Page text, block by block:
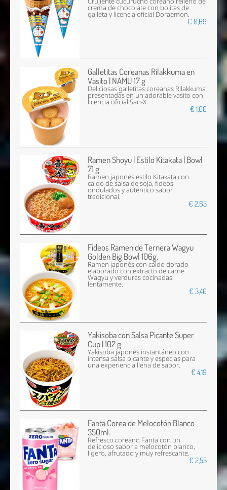
crema de chocolate con bolitas de
galleta y licencia oficial Doraemon.
€ 0,69
Galletitas Coreanas Rilakkuma en
Vasito | NAMU 17 g
Deliciosas galletitas coreanas Rilakkuma
presentadas en un adorable vasito con
licencia oficial San-X.
€ 1,00
Ramen Shoyu | Estilo Kitakata | Bowl
71 g
Ramen japonés estilo Kitakata con
caldo de salsa de soja, fideos
ondulados y auténtico sabor
tradicional.
€ 2,65
Fideos Ramen de Ternera Wagyu
Golden Big Bowl 106g.
Ramen japonés con caldo dorado
elaborado con extracto de carne
Wagyu y verduras cocinadas
lentamente.
€ 3,40
Yakisoba con Salsa Picante Super
Cup | 102 g
Yakisoba japonés instantáneo con
intensa salsa picante y especias para
una experiencia llena de sabor.
€ 4,19
Fanta Corea de Melocotón Blanco
350ml.
Refresco coreano Fanta con un
delicioso sabor a melocotón blanco,
ligero, afrutado y muy refrescante.
€ 2,55